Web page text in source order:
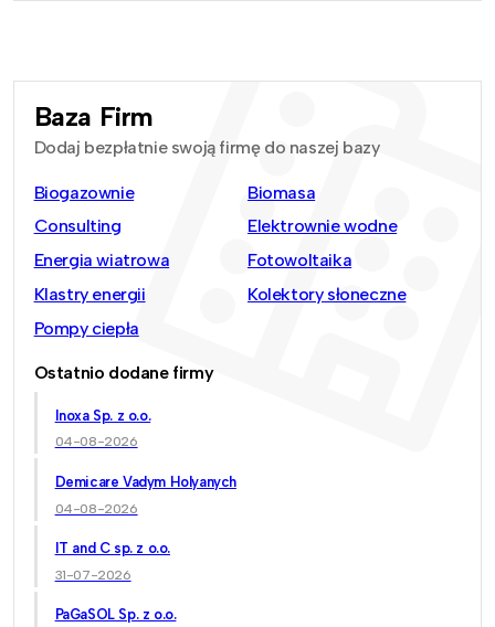
Baza Firm
Dodaj bezpłatnie swoją firmę do naszej bazy
Biogazownie
Biomasa
Consulting
Elektrownie wodne
Energia wiatrowa
Fotowoltaika
Klastry energii
Kolektory słoneczne
Pompy ciepła
Ostatnio dodane firmy
Inoxa Sp. z o.o.
04-08-2026
Demicare Vadym Holyanych
04-08-2026
IT and C sp. z o.o.
31-07-2026
PaGaSOL Sp. z o.o.